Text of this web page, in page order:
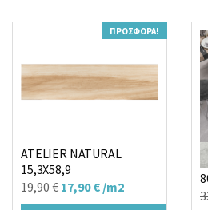
ΠΡΟΣΦΟΡΆ!
ATELIER NATURAL
15,3X58,9
19,90€ Original
price
17,90€Η
τρέχουσα
/m2